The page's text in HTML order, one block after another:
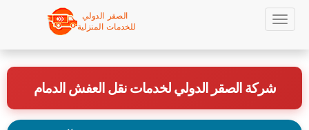
Toggle
navigation
شركة الصقر الدولي لخدمات نقل العفش الدمام